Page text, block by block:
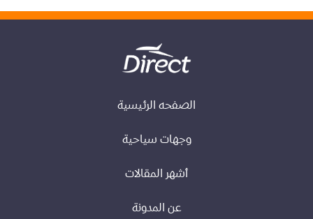
الصفحه الرئيسية
وجهات سياحية
أشهر المقالات
عن المدونة